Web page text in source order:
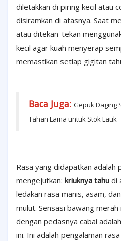
diletakkan di piring kecil atau
disiramkan di atasnya. Saat
atau ditekan-tekan
kecil agar kuah menyerap
memastikan setiap gigitan
Baca Juga: Gepuk Daging
Tahan Lama untuk Stok Lauk
Rasa yang didapatkan adalah
mengejutkan: kriuknya tahu di
ledakan rasa manis, asam,
mulut. Sensasi bawang
dengan pedasnya cabai adalah
ini. Ini adalah pengalaman